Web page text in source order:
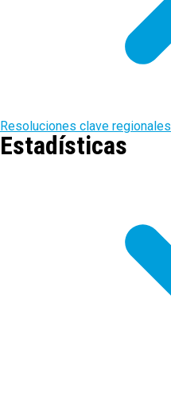
Resoluciones clave regionales
Estadísticas